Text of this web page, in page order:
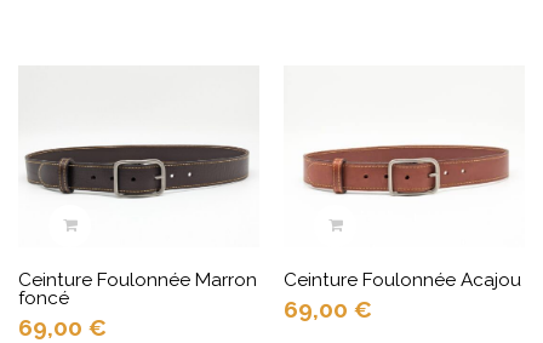
Ceinture Foulonnée Marron
foncé
69,00 €
Ceinture Foulonnée Acajou
69,00 €